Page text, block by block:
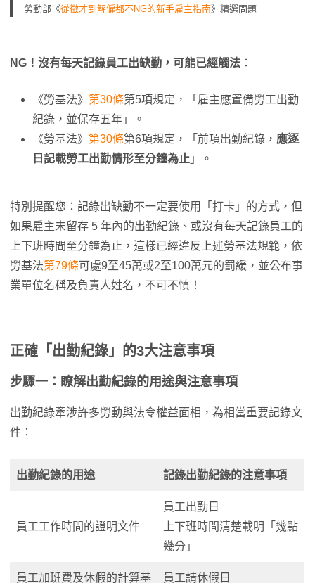
勞動部《從徵才到解僱都不NG的新手雇主指南》精選問題
NG！沒有每天記錄員工出缺勤，可能已經觸法 ：
《勞基法》 第30條第5項規定，「雇主應置備勞工出勤
紀錄，並保存五年」。
《勞基法》 第30條第6項規定，「前項出勤紀錄， 應逐
日記載勞工出勤情形至分鐘為止 」。
特別提醒您：記錄出缺勤不一定要使用「打卡」的方式，但
如果雇主未留存 5 年內的出勤紀錄、或沒有每天記錄員工的
上下班時間至分鐘為止，這樣已經違反上述勞基法規範，依
勞基法第79條可處9至45萬或2至100萬元的罰緩，並公布事
業單位名稱及負責人姓名，不可不慎！
正確「出勤紀錄」的3大注意事項
步驟一：瞭解出勤紀錄的用途與注意事項
出勤紀錄牽涉許多勞動與法令權益面相，為相當重要記錄文
件：
出勤紀錄的用途 記錄出勤紀錄的注意事項
員工工作時間的證明文件
員工出勤日
上下班時間清楚載明「幾點
幾分」
員工加班費及休假的計算基 員工請休假日